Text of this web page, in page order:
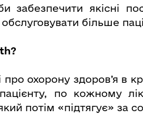
забезпечити якісні
більше
охорону здоров’я в
по кожному
потім «підтягує» за